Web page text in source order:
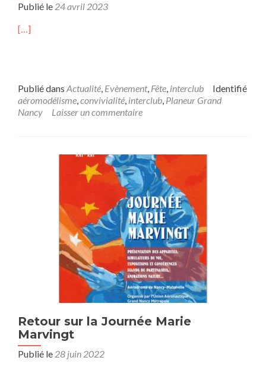
Publié le 24 avril 2023
[…]
Publié dans Actualité, Evènement, Fête, interclub
Identifié
aéromodélisme,convivialité, interclub, Planeur Grand
Nancy
Laisser un commentaire
Retour sur la Journée Marie
Marvingt
Publié le 28 juin 2022